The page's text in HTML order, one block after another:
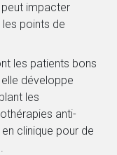
impacter
les points de
les patients bons
développe
les
anti-
clinique pour de